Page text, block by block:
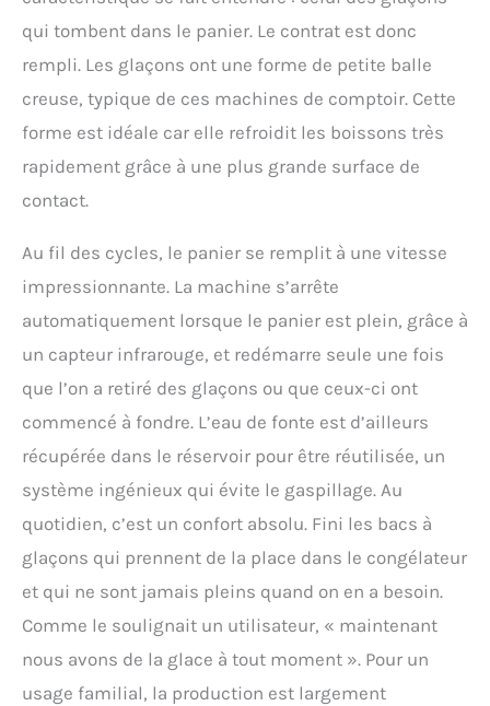
qui tombent dans le panier. Le contrat est donc
rempli. Les glaçons ont une forme de petite balle
creuse, typique de ces machines de comptoir. Cette
forme est idéale car elle refroidit les boissons très
rapidement grâce à une plus grande surface de
contact.
Au fil des cycles, le panier se remplit à une vitesse
impressionnante. La machine s’arrête
automatiquement lorsque le panier est plein, grâce à
un capteur infrarouge, et redémarre seule une fois
que l’on a retiré des glaçons ou que ceux-ci ont
commencé à fondre. L’eau de fonte est d’ailleurs
récupérée dans le réservoir pour être réutilisée, un
système ingénieux qui évite le gaspillage. Au
quotidien, c’est un confort absolu. Fini les bacs à
glaçons qui prennent de la place dans le congélateur
et qui ne sont jamais pleins quand on en a besoin.
Comme le soulignait un utilisateur, « maintenant
nous avons de la glace à tout moment ». Pour un
usage familial, la production est largement